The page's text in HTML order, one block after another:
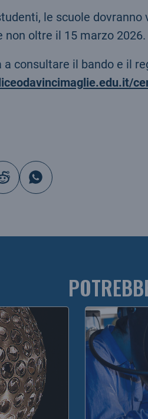
le scuole
non oltre il 15 marzo 2026.
consultare il bando e il